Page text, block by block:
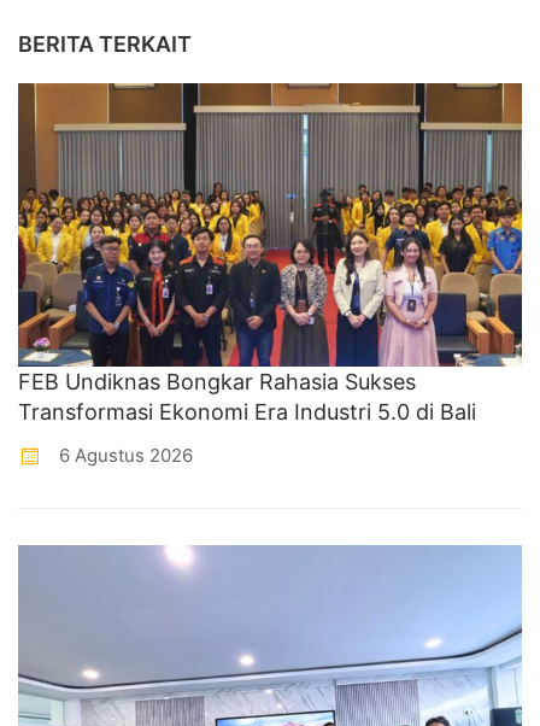
BERITA TERKAIT
FEB Undiknas Bongkar Rahasia Sukses
Transformasi Ekonomi Era Industri 5.0 di Bali
6 Agustus 2026